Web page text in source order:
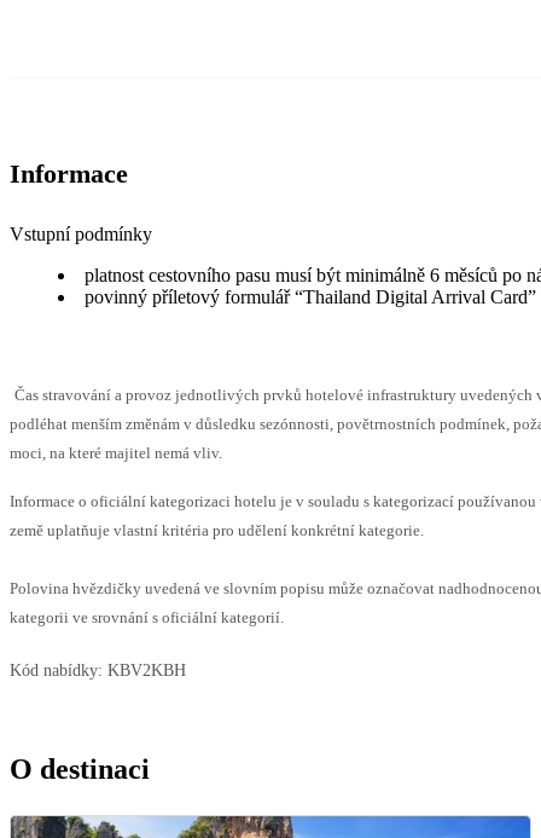
Informace
Vstupní podmínky
platnost cestovního pasu musí být minimálně 6 měsíců po
povinný příletový formulář “Thailand Digital Arrival Card”
Čas stravování a provoz jednotlivých prvků hotelové infrastruktury uvedených
podléhat menším změnám v důsledku sezónnosti, povětrnostních podmínek,
moci, na které majitel nemá vliv.
Informace o oficiální kategorizaci hotelu je v souladu s kategorizací používanou
země uplatňuje vlastní kritéria pro udělení konkrétní kategorie.
Polovina hvězdičky uvedená ve slovním popisu může označovat
kategorii ve srovnání s oficiální kategorií.
Kód nabídky: KBV2KBH
O destinaci